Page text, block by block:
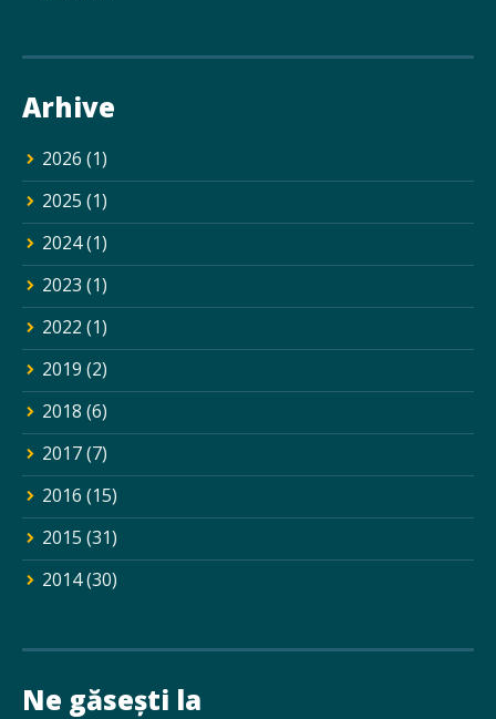
Arhive
2026 (1)
2025 (1)
2024(1)
2023 (1)
2022 (1)
2019 (2)
2018 (6)
2017(7)
2016 (15)
2015 (31)
2014(30)
Ne găsești la